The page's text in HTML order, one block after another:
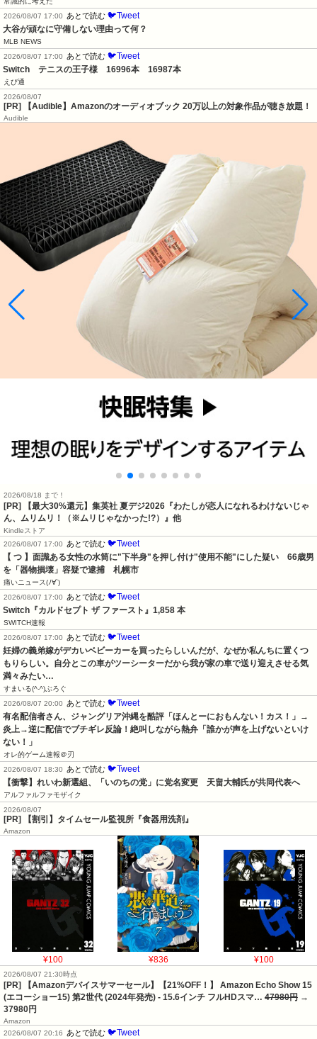
2026/08/07 17:00
あとで読む 🐦Tweet
大谷が頑なに守備しない理由って何？
MLB NEWS
2026/08/07 17:00
あとで読む 🐦Tweet
Switch　テニスの王子様　16996本　16987本
えび通
2026/08/07
[PR] 【Audible】Amazonのオーディオブック 20万以上の対象作品が聴き放題！
Audible
2026/08/18 まで！
[PR]
【最大30%還元】集英社 夏デジ2026『わたしが恋人になれるわけないじゃ
ん、ムリムリ！（※ムリじゃなかった!?）』他
Kindleストア
2026/08/07 17:00
あとで読む 🐦Tweet
【 つ 】面識ある女性の水筒に"下半身"を押し付け"使用不能"にした疑い　66歳男
を「器物損壊」容疑で逮捕　札幌市
痛いニュース(ﾉ∀`)
2026/08/07 17:00
あとで読む 🐦Tweet
Switch『カルドセプト ザ ファースト』1,858 本
SWITCH速報
2026/08/07 17:00
あとで読む 🐦Tweet
妊婦の義弟嫁がデカいベビーカーを買ったらしいんだが、なぜか私んちに置くつ
もりらしい。自分とこの車がツーシーターだから我が家の車で送り迎えさせる気
満々みたい…
すまいる(^-^)ぶろぐ
2026/08/07 20:00
あとで読む 🐦Tweet
有名配信者さん、ジャングリア沖縄を酷評「ほんとーにおもんない！カス！」→
炎上→逆に配信でブチギレ反論！絶叫しながら熱弁「誰かが声を上げないといけ
ない！」
オレ的ゲーム速報＠刃
2026/08/07 18:30
あとで読む 🐦Tweet
【衝撃】れいわ新選組、「いのちの党」に党名変更　天畠大輔氏が共同代表へ
アルファルファモザイク
2026/08/07
[PR] 【割引】タイムセール監視所『食器用洗剤』
Amazon
¥100 ¥836 ¥100
2026/08/07 21:30時点
[PR] 【Amazonデバイスサマーセール】【21%OFF！】 Amazon Echo Show 15
(エコーショー15) 第2世代 (2024年発売) - 15.6インチ フルHDスマ… 47980円 →
37980円
Amazon
2026/08/07 20:16
あとで読む 🐦Tweet